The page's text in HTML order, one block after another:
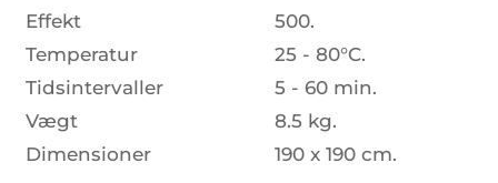
Effekt
500.
Temperatur
25 - 80°C.
Tidsintervaller
5 - 60 min.
Vægt
8.5 kg.
Dimensioner
190 x 190 cm.